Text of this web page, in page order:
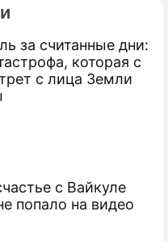
за считанные дни:
которая с
с лица Земли
с Вайкуле
попало на видео